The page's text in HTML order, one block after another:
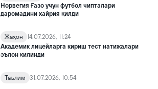
Норвегия Ғазо учун футбол чипталари
даромадини хайрия қилди
Жаҳон
14.07.2026, 11:24
Академик лицейларга кириш тест натижалари
эълон қилинди
Таълим 31.07.2026, 10:54